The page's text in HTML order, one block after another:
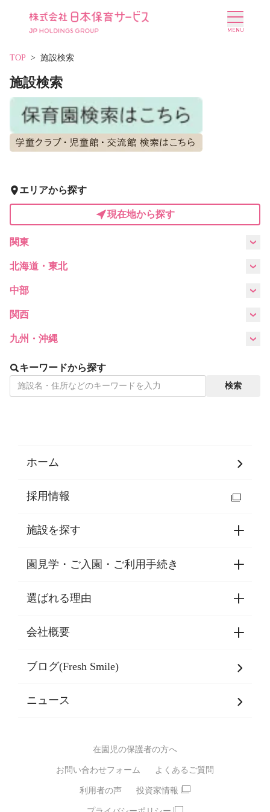
施設を探す 選ばれる理由
会社概要
投資家情報 採用情報
プライバシーポリシー
TOP 施設検索
施設検索
エリアから探す
現在地から探す
関東
東京都
北海道・東北
北海道
中部
愛知県
関西
滋賀県
九州・沖縄
沖縄県
キーワードから探す
検索
ホーム
採用情報
施設を探す
保育園
学童クラブ・児童館・交流館
園見学・ご入園・ご利用手続き
園見学・ご入園・ご利用手続き
東京都認証保育所空き状況
選ばれる理由
選ばれる理由一覧
乳児期・幼児期・
バイリンガル保育園
スポーツ保育園
モンテッソーリ式保育園
STEAMS保育・学童
えいご
会社概要
会社概要
SDGsについて
ブログ(Fresh Smile)
ニュース
在園児の保護者の方へ
お問い合わせフォーム よくあるご質問
利用者の声 投資家情報